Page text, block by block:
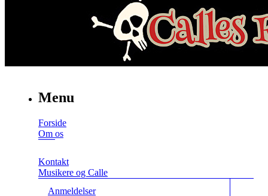
Menu
Forside
Om os
Kontakt
Musikere og Calle
Anmeldelser